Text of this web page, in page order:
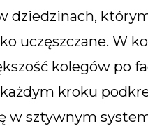
dziedzinach,
uczęszczane. W
kolegów po
kroku
w sztywnym